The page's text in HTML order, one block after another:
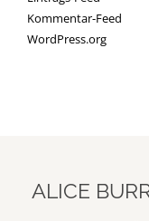
Kommentar-Feed
WordPress.org
ALICE